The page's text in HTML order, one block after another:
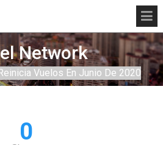
Network
Vuelos En Junio De 2020
0